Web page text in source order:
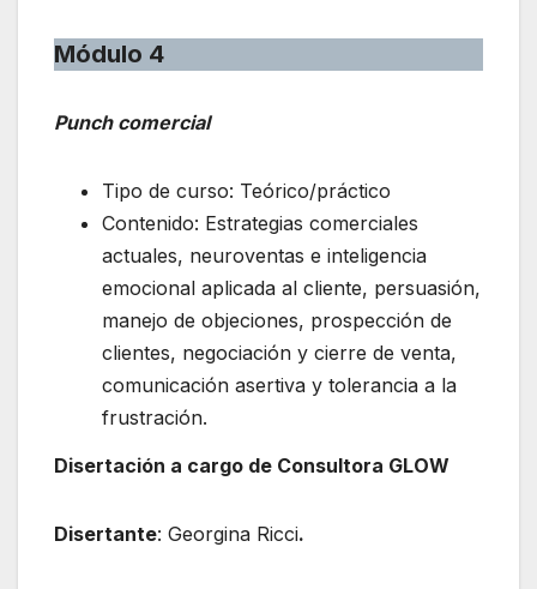
Módulo 4
Punch comercial
Tipo de curso: Teórico/práctico
Contenido: Estrategias comerciales
actuales, neuroventas e inteligencia
emocional aplicada al cliente, persuasión,
manejo de objeciones, prospección de
clientes, negociación y cierre de venta,
comunicación asertiva y tolerancia a la
frustración.
Disertación a cargo de Consultora GLOW
Disertante: Georgina Ricci.